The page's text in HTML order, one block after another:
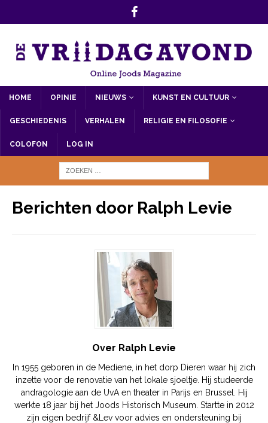
HOME OPINIE NIEUWS KUNST EN CULTUUR
GESCHIEDENIS VERHALEN RELIGIE EN FILOSOFIE
COLOFON LOG IN
Berichten door Ralph Levie
Over Ralph Levie
In 1955 geboren in de Mediene, in het dorp Dieren waar hij zich
inzette voor de renovatie van het lokale sjoeltje. Hij studeerde
andragologie aan de UvA en theater in Parijs en Brussel. Hij
werkte 18 jaar bij het Joods Historisch Museum. Startte in 2012
zijn eigen bedrijf &Lev voor advies en ondersteuning bij